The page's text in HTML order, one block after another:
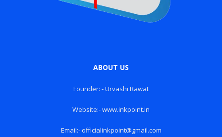
ABOUT US
Founder: - Urvashi Rawat
Website:- www.inkpoint.in
Email:- officialinkpoint@gmail.com